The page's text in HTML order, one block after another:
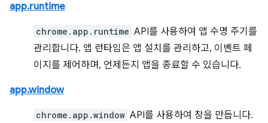
app.runtime
chrome.app.runtime API를 사용하여 앱 수명 주기를
관리합니다. 앱 런타임은 앱 설치를 관리하고, 이벤트 페
이지를 제어하며, 언제든지 앱을 종료할 수 있습니다.
app.window
chrome.app.window API를 사용하여 창을 만듭니다.